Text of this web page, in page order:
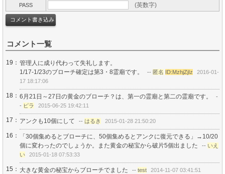
PASS (英数字)
コメント一覧
19： 管理人に成り代わって失礼します。
1/17-1/23のブローチ確定は第3・8霊廟です。
-- 匿名 ID:MzhjZjIz
2016-01-
17 18:17:06
18： 6月21日～27日の黄金のブローチ？は、第一の霊廟と第二の霊廟です。
-
- ピラ 2015-06-25 19:42:11
17： アンクも10個にして -- はるき 2015-01-28 21:50:20
16：
「30個集めるとブローチに、50個集めるとアンクに復元できる」→10/20
個に変わったのでしょうか。また黄金の秘宝から破片5個出ました
-- いえ
い
2015-01-18 07:53:33
15： 大きな黄金の秘宝からブローチでました -- test 2014-11-07 03:41:51